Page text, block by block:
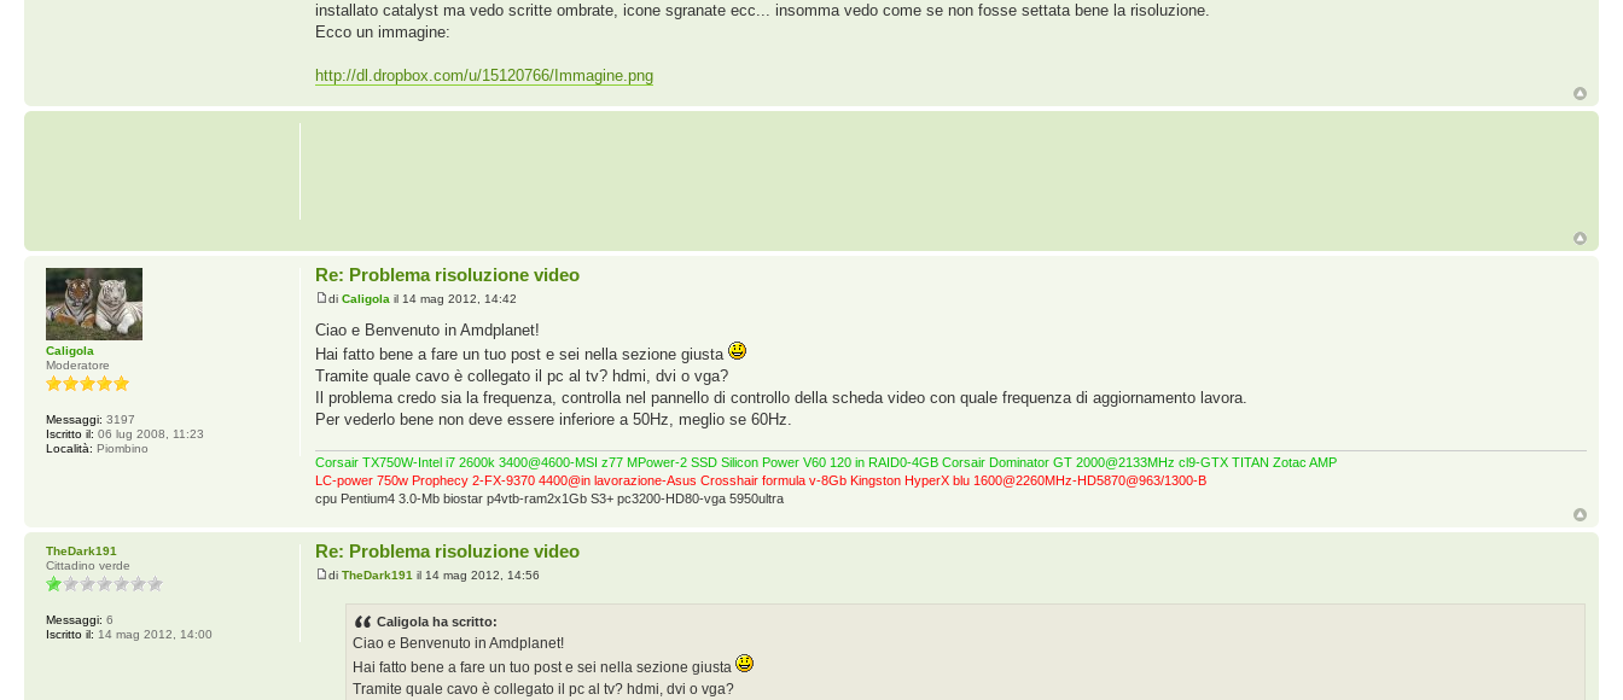
installato catalyst ma vedo scritte ombrate, icone sgranate ecc... insomma vedo come se non fosse settata bene la risoluzione.
Ecco un immagine:
http://dl.dropbox.com/u/15120766/Immagine.png
Re: Problema risoluzione video
diCaligola il 14 mag 2012, 14:42
Ciao e Benvenuto in Amdplanet!
Hai fatto bene a fare un tuo post e sei nella sezione giusta
Tramite quale cavo è collegato il pc al tv? hdmi, dvi o vga?
Il problema credo sia la frequenza, controlla nel pannello di controllo della scheda video con quale frequenza di aggiornamento lavora.
Per vederlo bene non deve essere inferiore a 50Hz, meglio se 60Hz.
Corsair TX750W-Intel i7 2600k 3400@4600-MSI z77 MPower-2 SSD Silicon Power V60 120 in RAID0-4GB Corsair Dominator GT 2000@2133MHz cl9-GTX TITAN Zotac AMP
LC-power 750w Prophecy 2-FX-9370 4400@in lavorazione-Asus Crosshair formula v-8Gb Kingston HyperX blu 1600@2260MHz-HD5870@963/1300-B
cpu Pentium4 3.0-Mb biostar p4vtb-ram2x1Gb S3+ pc3200-HD80-vga 5950ultra
Caligola
Moderatore
Messaggi: 3197
Iscritto il: 06 lug 2008, 11:23
Località: Piombino
Re: Problema risoluzione video
diTheDark191 il 14 mag 2012, 14:56
Caligola ha scritto:
Ciao e Benvenuto in Amdplanet!
Hai fatto bene a fare un tuo post e sei nella sezione giusta
Tramite quale cavo è collegato il pc al tv? hdmi, dvi o vga?
TheDark191
Cittadino verde
Messaggi: 6
Iscritto il: 14 mag 2012, 14:00